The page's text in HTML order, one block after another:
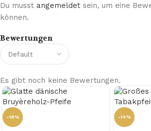
Bewertungen
Es gibt noch keine Bewertungen.
Du musst angemeldet sein, um eine
können.
-18% -14%